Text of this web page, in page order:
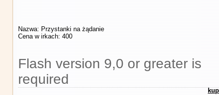
Nazwa: Przystanki na żądanie
Cena w irkach: 400
Flash version 9,0 or greater is
required